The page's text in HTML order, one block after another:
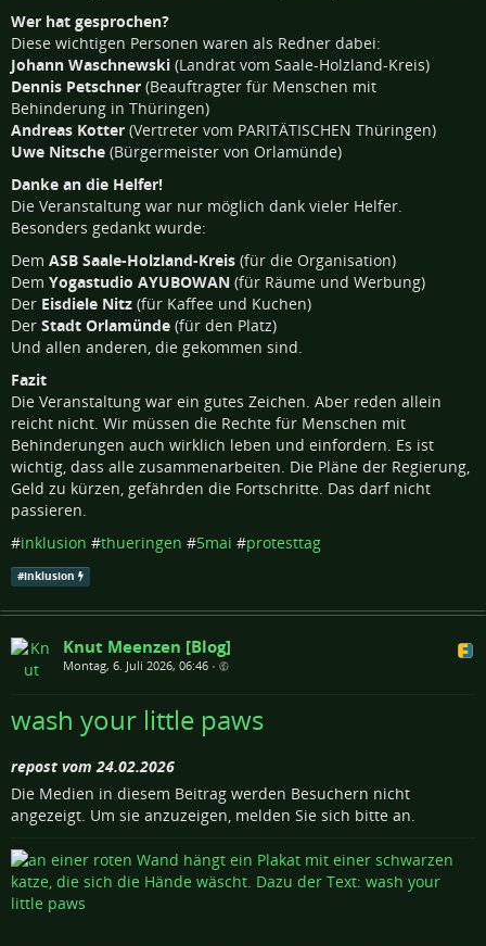
Wer hat gesprochen?
Diese wichtigen Personen waren als Redner dabei:
Johann Waschnewski (Landrat vom Saale-Holzland-Kreis)
Dennis Petschner (Beauftragter für Menschen mit
Behinderung in Thüringen)
Andreas Kotter (Vertreter vom PARITÄTISCHEN Thüringen)
Uwe Nitsche (Bürgermeister von Orlamünde)
Danke an die Helfer!
Die Veranstaltung war nur möglich dank vieler Helfer.
Besonders gedankt wurde:
Dem ASB Saale-Holzland-Kreis (für die Organisation)
Dem Yogastudio AYUBOWAN (für Räume und Werbung)
Der Eisdiele Nitz (für Kaffee und Kuchen)
Der Stadt Orlamünde (für den Platz)
Und allen anderen, die gekommen sind.
Fazit
Die Veranstaltung war ein gutes Zeichen. Aber reden allein
reicht nicht. Wir müssen die Rechte für Menschen mit
Behinderungen auch wirklich leben und einfordern. Es ist
wichtig, dass alle zusammenarbeiten. Die Pläne der Regierung,
Geld zu kürzen, gefährden die Fortschritte. Das darf nicht
passieren.
#inklusion #thueringen #5mai #protesttag
#inklusion
Knut Meenzen [Blog]
Montag, 6. Juli 2026, 06:46 •
wash your little paws
repost vom 24.02.2026
Die Medien in diesem Beitrag werden Besuchern nicht
angezeigt. Um sie anzuzeigen, melden Sie sich bitte an.